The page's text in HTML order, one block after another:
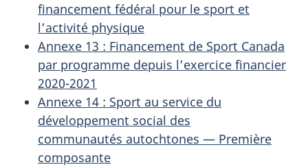
financement fédéral pour le sport et
l’activité physique
Annexe 13 : Financement de Sport Canada
par programme depuis l’exercice financier
2020-2021
Annexe 14 : Sport au service du
développement social des
communautés autochtones — Première
composante